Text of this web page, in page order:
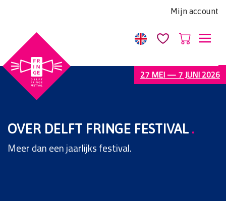
website
bevat
een
toegankelijkheidssysteem.
Mijn account
27 MEI — 7 JUNI 2026
OVER DELFT FRINGE FESTIVAL .
Meer dan een jaarlijks festival.